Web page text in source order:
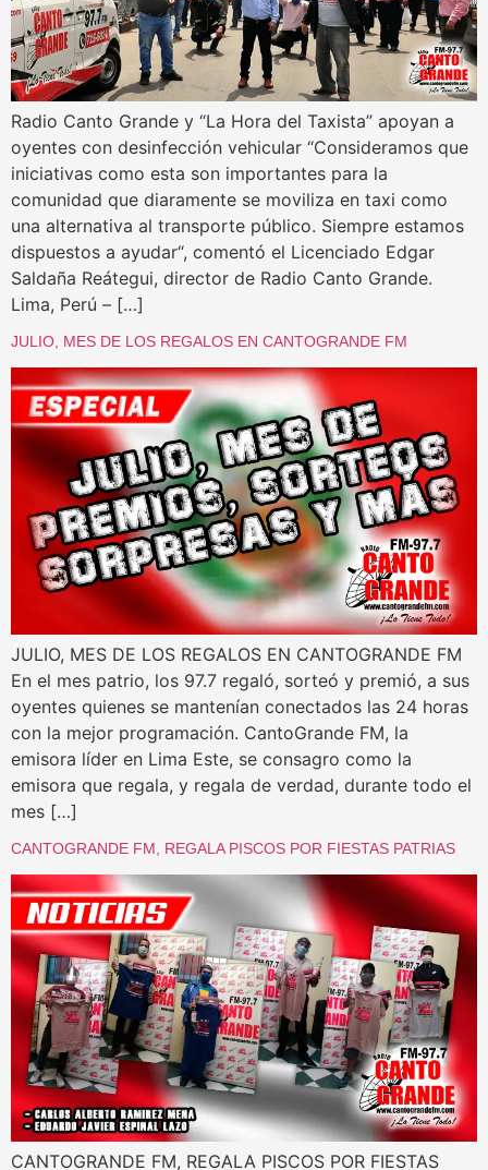
Radio Canto Grande y “La Hora del Taxista” apoyan a
oyentes con desinfección vehicular “Consideramos que
iniciativas como esta son importantes para la
comunidad que diaramente se moviliza en taxi como
una alternativa al transporte público. Siempre estamos
dispuestos a ayudar“, comentó el Licenciado Edgar
Saldaña Reátegui, director de Radio Canto Grande.
Lima, Perú – […]
JULIO, MES DE LOS REGALOS EN CANTOGRANDE FM
JULIO, MES DE LOS REGALOS EN CANTOGRANDE FM
En el mes patrio, los 97.7 regaló, sorteó y premió, a sus
oyentes quienes se mantenían conectados las 24 horas
con la mejor programación. CantoGrande FM, la
emisora líder en Lima Este, se consagro como la
emisora que regala, y regala de verdad, durante todo el
mes […]
CANTOGRANDE FM, REGALA PISCOS POR FIESTAS PATRIAS
CANTOGRANDE FM, REGALA PISCOS POR FIESTAS